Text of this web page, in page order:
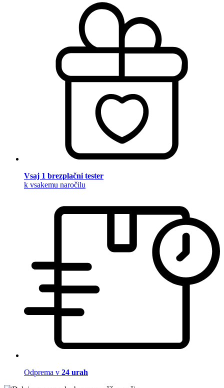
Vsaj 1 brezplačni tester
k vsakemu naročilu
Odprema v 24 urah